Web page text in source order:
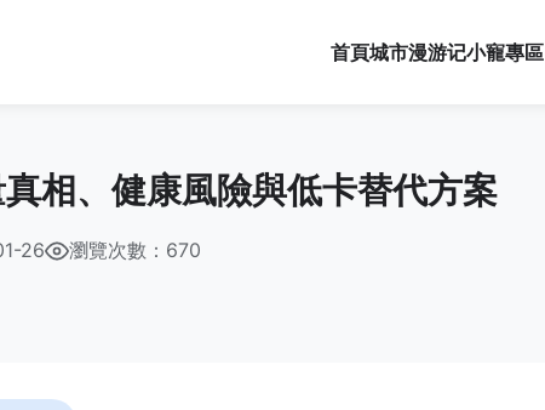
首頁城市漫游记小寵專區
相、健康風險與低卡替代方案
26 瀏覽次數：670